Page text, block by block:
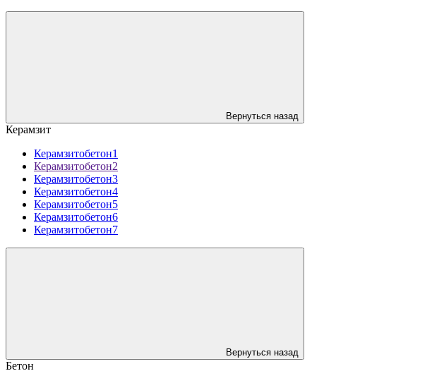
Вернуться назад
Керамзит
Керамзитобетон1
Керамзитобетон2
Керамзитобетон3
Керамзитобетон4
Керамзитобетон5
Керамзитобетон6
Керамзитобетон7
Вернуться назад
Бетон